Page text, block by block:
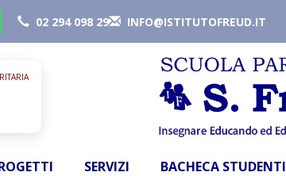
02 294 098 29 INFO@ISTITUTOFREUD.IT
SERVIZI BACHECA STUDENTI